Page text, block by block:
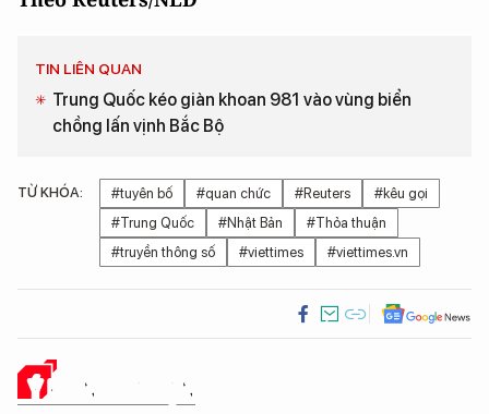
TIN LIÊN QUAN
Trung Quốc kéo giàn khoan 981 vào vùng biển
chồng lấn vịnh Bắc Bộ
TỪ KHÓA: #tuyên bố #quan chức #Reuters
#kêu gọi
#Trung Quốc
#Nhật Bản
#Thỏa thuận
#truyền thông số
#viettimes #viettimes.vn
Ý KIẾN CỦA BẠN